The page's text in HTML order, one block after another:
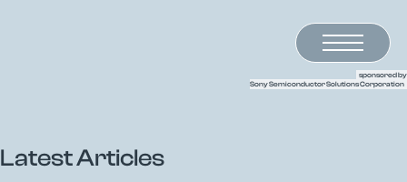
半導体の未来を語るメディア LightsWill
sponsored by
Sony Semiconductor Solutions Corporation
Latest Articles